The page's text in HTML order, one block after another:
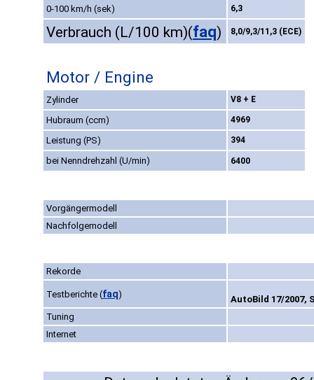
0-100 km/h (sek) 6,3
Verbrauch (L/100 km)(faq) 8,0/9,3/11,3 (ECE)
Motor / Engine
Zylinder V8 + E
Hubraum (ccm) 4969
Leistung (PS) 394
bei Nenndrehzahl (U/min) 6400
Vorgängermodell
Nachfolgemodell
Rekorde
Testberichte (faq)
AutoBild 17/2007,
Tuning
Internet